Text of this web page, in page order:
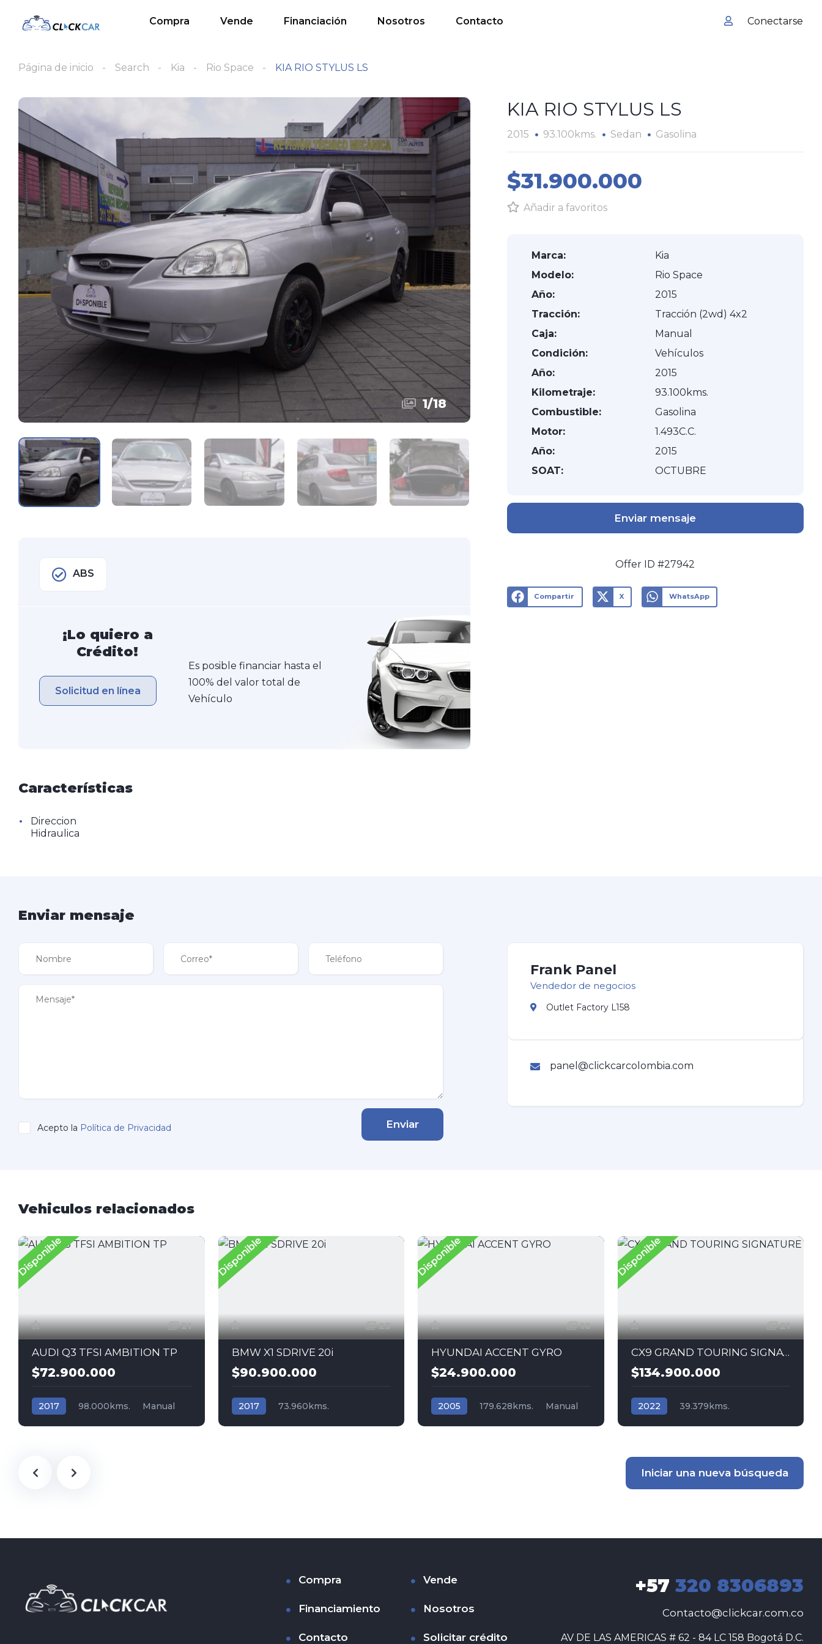
Compra Vende Financiación Nosotros Contacto Conectarse
Página de inicio Search Kia Rio Space KIA RIO STYLUS LS
1/18
ABS
¡Lo quiero a
Crédito!
Solicitud en línea
Es posible financiar hasta el
100% del valor total de
Vehículo
Características
•
Direccion
Hidraulica
KIA RIO STYLUS LS
2015 93.100kms. Sedan Gasolina
$31.900.000
Añadir a favoritos
Marca:
Kia
Modelo:
Rio Space
Año:
2015
Tracción:
Tracción (2wd) 4x2
Caja:
Manual
Condición:
Vehículos
Año:
2015
Kilometraje:
93.100kms.
Combustible:
Gasolina
Motor:
1.493C.C.
Año:
2015
SOAT:
OCTUBRE
Enviar mensaje
Offer ID #27942
Compartir X WhatsApp
Enviar mensaje
Acepto la Política de Privacidad Enviar
Frank Panel
Vendedor de negocios
Outlet Factory L158
panel@clickcarcolombia.com
Vehiculos relacionados
Disponible
21
AUDI Q3 TFSI AMBITION TP
$72.900.000
2017 98.000kms.
Manual
Disponible
23
BMW X1 SDRIVE 20i
$90.900.000
2017
73.960kms.
Disponible
16
HYUNDAI ACCENT GYRO
$24.900.000
2005 179.628kms.
Manual
Disponible
21
CX9 GRAND TOURING SIGNATURE
$134.900.000
2022
39.379kms.
Iniciar una nueva búsqueda
Compra Vende
Financiamiento Nosotros
Contacto Solicitar crédito
+57 320 8306893
Contacto@clickcar.com.co
AV DE LAS AMERICAS # 62 - 84 LC 158 Bogotá D.C.